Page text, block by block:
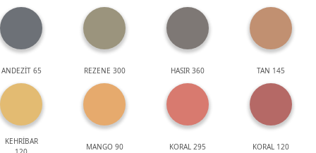
ANDEZİT 65 REZENE 300 HASIR 360 TAN 145
KEHRİBAR
MANGO 90 KORAL 295 KORAL 120